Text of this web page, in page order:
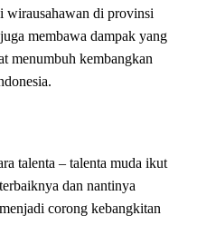
wirausahawan di provinsi
membawa dampak yang
menumbuh kembangkan
talenta – talenta muda ikut
dan nantinya
corong kebangkitan